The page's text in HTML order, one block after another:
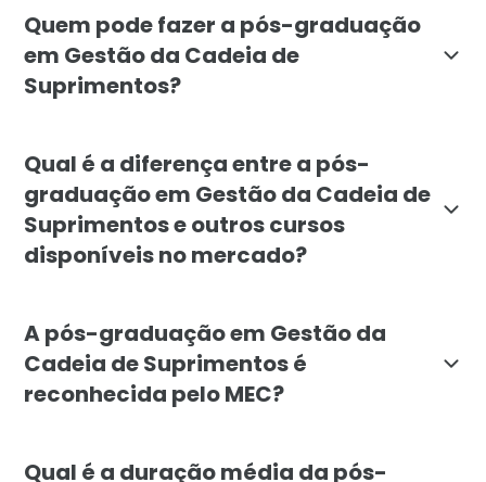
Quem pode fazer a pós-graduação
em Gestão da Cadeia de
Suprimentos?
Qual é a diferença entre a pós-
graduação em Gestão da Cadeia de
Suprimentos e outros cursos
disponíveis no mercado?
A pós-graduação em Gestão da
Cadeia de Suprimentos é
reconhecida pelo MEC?
Qual é a duração média da pós-